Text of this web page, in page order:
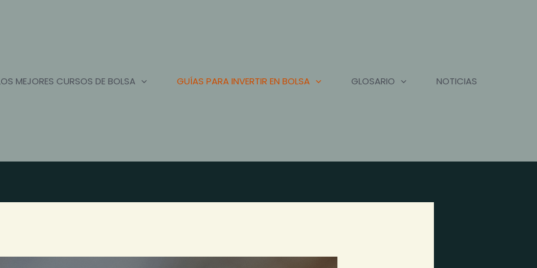
MEJORES CURSOS DE BOLSA GUÍAS PARA INVERTIR EN BOLSA GLOSARIO NOTICIAS